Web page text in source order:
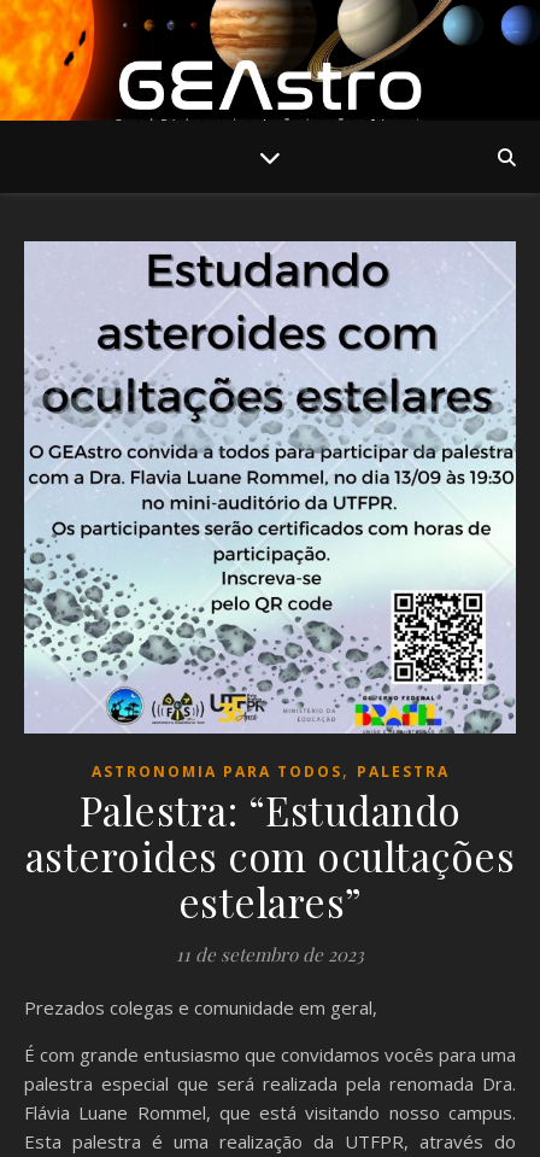
ASTRONOMIA PARA TODOS, PALESTRA
Palestra: “Estudando
asteroides com ocultações
estelares”
11 de setembro de 2023
Prezados colegas e comunidade em geral,
É com grande entusiasmo que convidamos vocês para uma
palestra especial que será realizada pela renomada Dra.
Flávia Luane Rommel, que está visitando nosso campus.
Esta palestra é uma realização da UTFPR, através do